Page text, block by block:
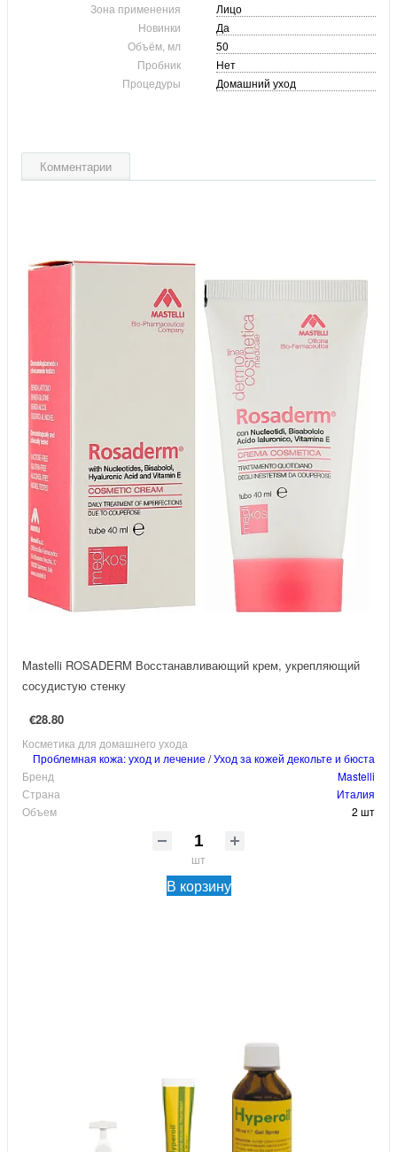
Зона применения
Лицо
Новинки
Да
Объём, мл
50
Пробник
Нет
Процедуры
Домашний уход
Комментарии
Mastelli ROSADERM Восстанавливающий крем, укрепляющий
сосудистую стенку
€28.80
Косметика для домашнего ухода
Проблемная кожа: уход и лечение /Уход за кожей декольте и бюста
Бренд
Mastelli
Страна
Италия
Объем
2 шт
шт
В корзину